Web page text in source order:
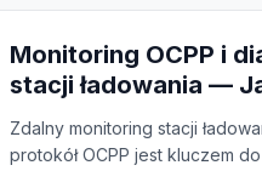
Monitoring OCPP i
stacji ładowania —
zdalny nadzór nad
ładowania
Zdalny monitoring stacji
protokół OCPP jest kluczem